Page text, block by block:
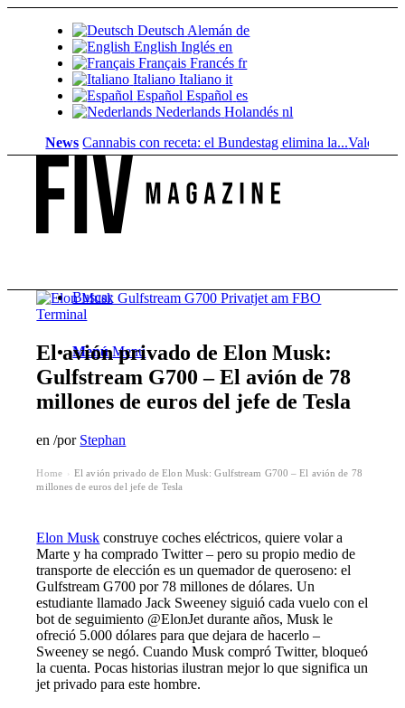
Deutsch Alemán de
English Inglés en
Français Francés fr
Italiano Italiano it
Español Español es
Nederlands Holandés nl
News Cannabis con receta: el Bundestag elimina la... Valor del
Buscar
Menú Menú
El avión privado de Elon Musk:
Gulfstream G700 – El avión de 78
millones de euros del jefe de Tesla
en/por Stephan
Home
El avión privado de Elon Musk: Gulfstream G700 – El avión de 78
millones de euros del jefe de Tesla
Elon Musk construye coches eléctricos, quiere volar a
Marte y ha comprado Twitter – pero su propio medio de
transporte de elección es un quemador de queroseno: el
Gulfstream G700 por 78 millones de dólares. Un
estudiante llamado Jack Sweeney siguió cada vuelo con el
bot de seguimiento @ElonJet durante años, Musk le
ofreció 5.000 dólares para que dejara de hacerlo –
Sweeney se negó. Cuando Musk compró Twitter, bloqueó
la cuenta. Pocas historias ilustran mejor lo que significa un
jet privado para este hombre.